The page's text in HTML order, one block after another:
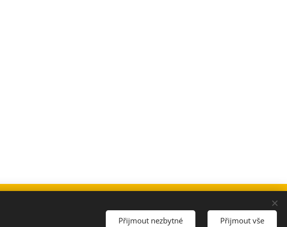
Přijmout nezbytné Přijmout vše